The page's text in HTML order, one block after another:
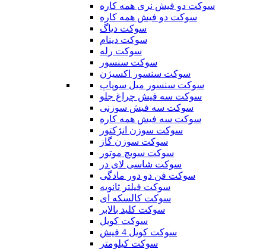
سوکت دو فیش نری همه کاره
سوکت دو فیش همه کاره
سوکت دیاگ
سوکت دینام
سوکت رله
سوکت سنسور
سوکت سنسور اکسیژن
سوکت سنسور میل سوپاپ
سوکت سه فیش چراغ جلو
سوکت سه فیش سوزنی
سوکت سه فیش همه کاره
سوکت سوزن انژکتور
سوکت سوزن گاز
سوکت سویچ موتور
سوکت شاسی لای در
سوکت فن دو دور مادگی
سوکت فیلتر ثانویه
سوکت کالسکه ای
سوکت کلید بالابر
سوکت کویل
سوکت کویل 4 فیش
سوکت کیلومتر